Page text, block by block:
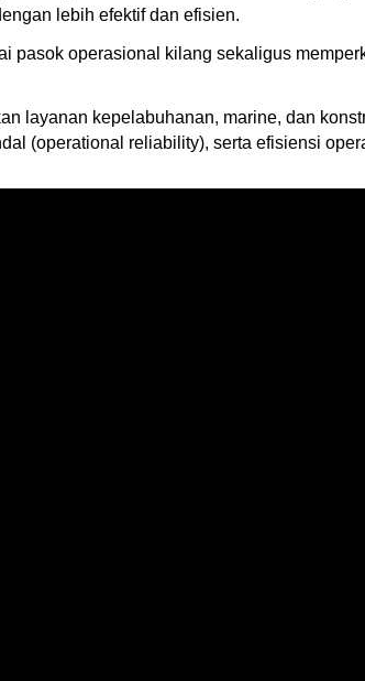
lebih efektif dan efisien.
pasok operasional kilang sekaligus
layanan kepelabuhanan, marine, dan
(operational reliability), serta efisiensi